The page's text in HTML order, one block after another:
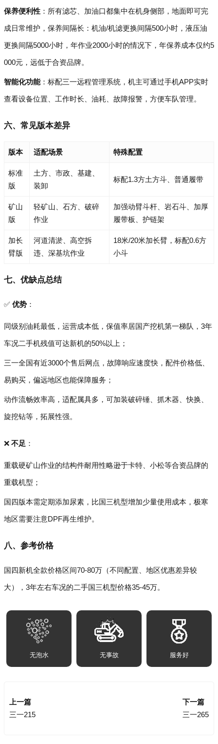
保养便利性 ：所有滤芯、加油口都集中在机身侧部，地面即可完
成日常维护，保养间隔长：机油/机滤更换间隔500小时，液压油
更换间隔5000小时，年作业2000小时的情况下，年保养成本仅约5
000元，远低于合资品牌。
智能化功能：标配三一远程管理系统，机主可通过手机APP实时
查看设备位置、工作时长、油耗、故障报警，方便车队管理。
六、常见版本差异
版本 适配场景 特殊配置
标准
版
土方、市政、基建、
装卸
标配1.3方土方斗、普通履带
矿山
版
轻矿山、石方、破碎
作业
加强动臂斗杆、岩石斗、加厚
履带板、护链架
加长
臂版
河道清淤、高空拆
违、深基坑作业
18米/20米加长臂，标配0.6方
小斗
七、优缺点总结
✅ 优势 ：
同级别油耗最低，运营成本低，保值率居国产挖机第一梯队，3年
车况二手机残值可达新机的50%以上；
三一全国有近3000个售后网点，故障响应速度快，配件价格低、
易购买，偏远地区也能保障服务；
动作流畅效率高，适配属具多，可加装破碎锤、抓木器、快换、
旋挖钻等，拓展性强。
❌ 不足 ：
重载硬矿山作业的结构件耐用性略逊于卡特、小松等合资品牌的
重载机型；
国四版本需定期添加尿素，比国三机型增加少量使用成本，极寒
地区需要注意DPF再生维护。
八、参考价格
国四新机全款价格区间70-80万（不同配置、地区优惠差异较
大），3年左右车况的二手国三机型价格35-45万。
无泡水 无事故 服务好
上一篇
三一215
下一篇
三一265